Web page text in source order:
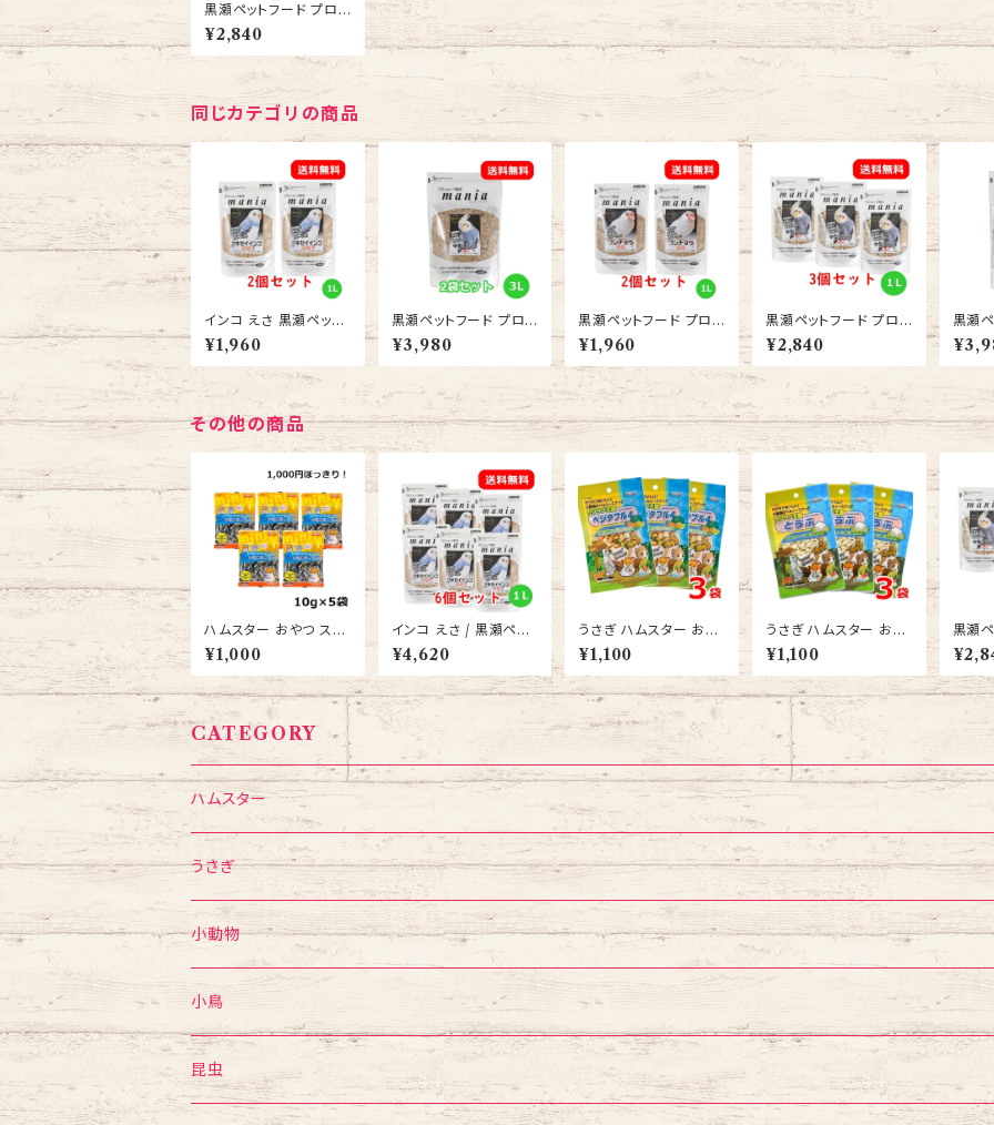
黒瀬ペットフード プロシ
ョップ専用 マニア（man
ia） セキセイインコ1L
餌 エサ 3個セット 送料
¥2,840
同じカテゴリの商品
インコ えさ 黒瀬ペット
フード プロショップ専用
マニア mania セキセイ
インコ1L 2個セット 送
料無料 エサ
¥1,960
黒瀬ペットフード プロシ
ョップ専用 マニア（man
ia） 中型インコ 3L 2袋
セット/ 小鳥 餌 バード
えさ 送料無料
¥3,980
黒瀬ペットフード プロシ
ョップ専用 マニア mani
a 文鳥 1L ブンチョウ エ
サ 2個セット 送料無料
¥1,960
黒瀬ペットフード プロシ
ョップ専用 マニア（man
ia） 中型インコ 1L イン
コ えさ 3個セット 送料
無料
¥2,840
黒瀬
ョッ
ia）
小鳥
その他の商品
ハムスター おやつ スド
ー ちょびっと 小粒にぼ
し 10ｇ 5袋 送料無料
¥1,000
インコ えさ / 黒瀬ペッ
トフード プロショップ専
用 マニア（mania） セキ
セイインコ1L 餌 エサ 6
個セット 送料無料
¥4,620
うさぎ ハムスター おや
つ スドー サクサク王国
ベジタブル4 26ｇ 3袋
送料無料
¥1,100
うさぎ ハムスター おや
つ スドー サクサク王国
とうふ 10ｇ 3袋 送料無
料
¥1,100
黒瀬
ョッ
ia）
コ え
無料
CATEGORY
ハムスター
フード・おやつ
食器・給水ボトル
かじり木・おもちゃ
ゲージ・ハウス
うさぎ
フード・おやつ
食器・給水ボトル
かじり木・おもちゃ
小動物
フード・おやつ
食器・給水ボトル
小鳥
mania
昆虫